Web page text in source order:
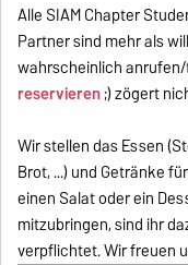
Alle SIAM Chapter
Partner sind mehr als
wahrscheinlich
reservieren;) zögert
Wir stellen das Essen
Brot, ...) und Getränke
einen Salat oder ein
mitzubringen, sind ihr
verpflichtet. Wir freuen